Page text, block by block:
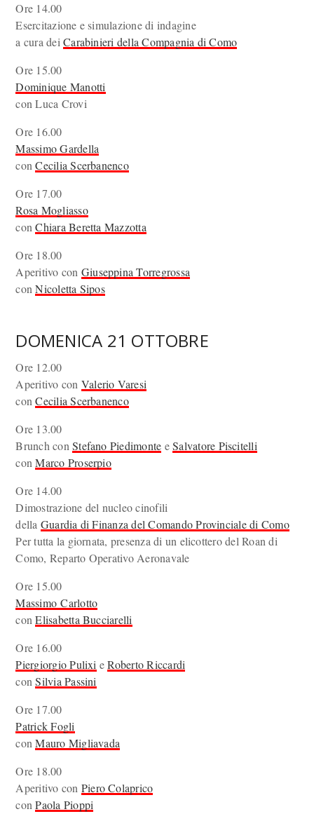
Ore 14.00
Esercitazione e simulazione di indagine
a cura deiCarabinieri della Compagnia di Como
Ore 15.00
Dominique Manotti
con Luca Crovi
Ore 16.00
Massimo Gardella
conCecilia Scerbanenco
Ore 17.00
Rosa Mogliasso
conChiara Beretta Mazzotta
Ore 18.00
Aperitivo con Giuseppina Torregrossa
conNicoletta Sipos
DOMENICA 21 OTTOBRE
Ore 12.00
Aperitivo con Valerio Varesi
conCecilia Scerbanenco
Ore 13.00
Brunch conStefano Piedimonte eSalvatore Piscitelli
conMarco Proserpio
Ore 14.00
Dimostrazione del nucleo cinofili
della Guardia di Finanza del Comando Provinciale di Como
Per tutta la giornata, presenza di un elicottero del Roan di
Como, Reparto Operativo Aeronavale
Ore 15.00
Massimo Carlotto
conElisabetta Bucciarelli
Ore 16.00
Piergiorgio Pulixi eRoberto Riccardi
conSilvia Passini
Ore 17.00
Patrick Fogli
conMauro Migliavada
Ore 18.00
Aperitivo con Piero Colaprico
conPaola Pioppi